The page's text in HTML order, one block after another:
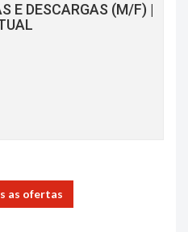
E DESCARGAS (M/F) |
as ofertas